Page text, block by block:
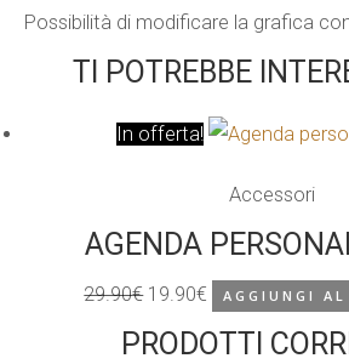
Possibilità di modificare la grafica
TI POTREBBE
In offerta!
Accessori
AGENDA
29.90€
Il
prezzo
19.90€
Il
prezzo
AGGIUNGI AL
PRODOTTI